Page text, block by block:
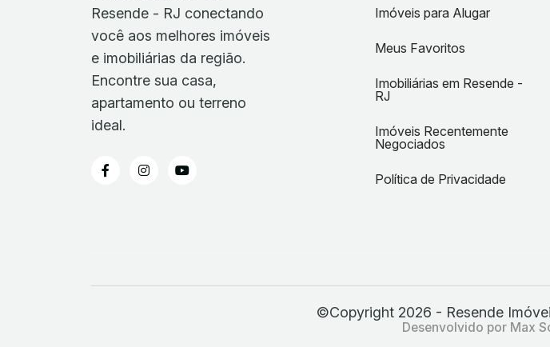
Resende - RJ conectando
você aos melhores imóveis
e imobiliárias da região.
Encontre sua casa,
apartamento ou terreno
ideal.
Imóveis para Alugar
Meus Favoritos
Imobiliárias em Resende -
RJ
Imóveis Recentemente
Negociados
Política de Privacidade
©Copyright 2026 - Resende
Desenvolvido por Max